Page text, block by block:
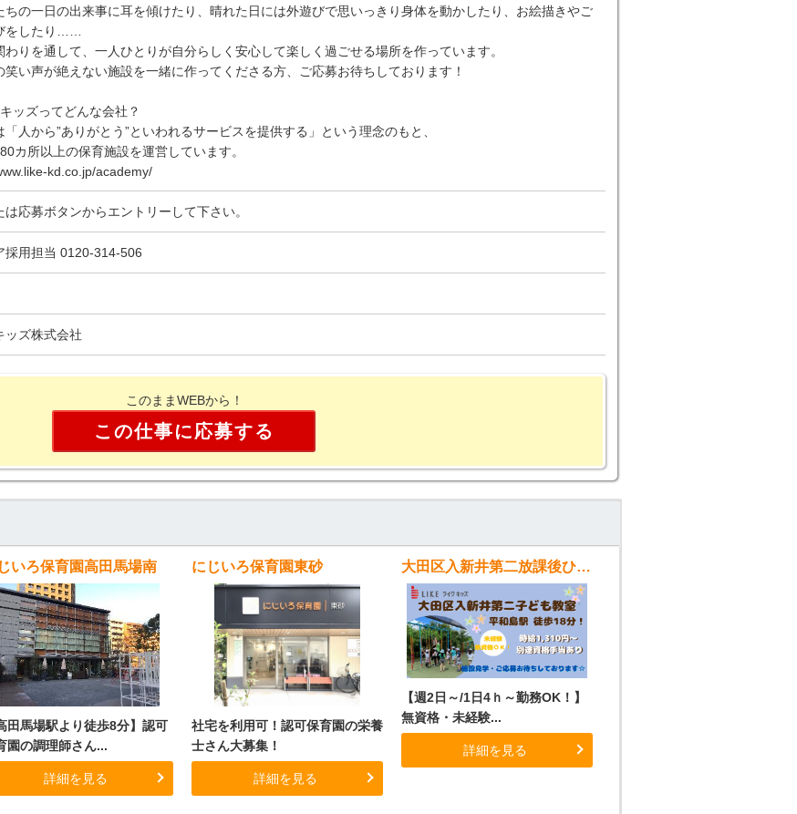
ちの一日の出来事に耳を傾けたり、晴れた日には外遊びで思いっきり身体を動かしたり、お絵描きやご
をしたり……
わりを通して、一人ひとりが自分らしく安心して楽しく過ごせる場所を作っています。
笑い声が絶えない施設を一緒に作ってくださる方、ご応募お待ちしております！
ッズってどんな会社？
「人から”ありがとう”といわれるサービスを提供する」という理念のもと、
カ所以上の保育施設を運営しています。
kd.co.jp/academy/
は応募ボタンからエントリーして下さい。
採用担当 0120-314-506
ッズ株式会社
このままWEBから！
この仕事に応募する
いろ保育園高田馬場南
田馬場駅より徒歩8分】認可
園の調理師さん...
詳細を見る
にじいろ保育園東砂
社宅を利用可！認可保育園の栄養
士さん大募集！
詳細を見る
大田区入新井第二放課後ひろば（子ども教室）
【週2日～/1日4ｈ～勤務OK！】
無資格・未経験...
詳細を見る